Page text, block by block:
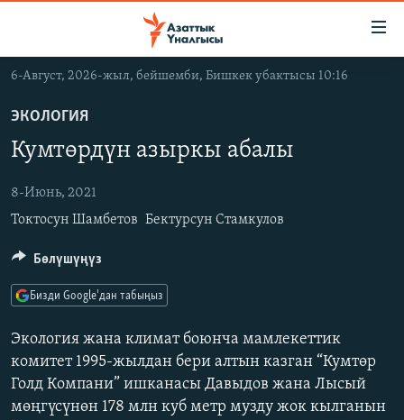
Навигацияга
өтүңүз
салыңызКЫРГЫЗСТАН
САЯСАТ
ЭКОНОМИКА
МАДАНИЯТ
ДҮЙНӨ
ДҮЙНӨ
БОРБОР АЗИЯ
УКРАИНА
АТАЙЫН ИЛИКТӨӨ
ТВ ПРОГРАММАЛАР
БҮГҮН АЗАТТЫКТА
БИЗ ЖАНА ДҮЙНӨ
ДАНИСТЕ
ПОДКАСТ
Русский
6-Август, 2026-жыл, бейшемби, Бишкек убактысы 10:16
ЭКОЛОГИЯ
Кумтөрдүн азыркы абалы
8-Июнь, 2021
Токтосун Шамбетов Бектурсун Стамкулов
Экология жана климат боюнча мамлекеттик
комитет 1995-жылдан бери алтын казган “Кумтөр
Голд Компани” ишканасы Давыдов жана Лысый
мөңгүсүнөн 178 млн куб метр музду жок кылганын
Бөлүшүңүз
Бизди Google'дан табыңыз